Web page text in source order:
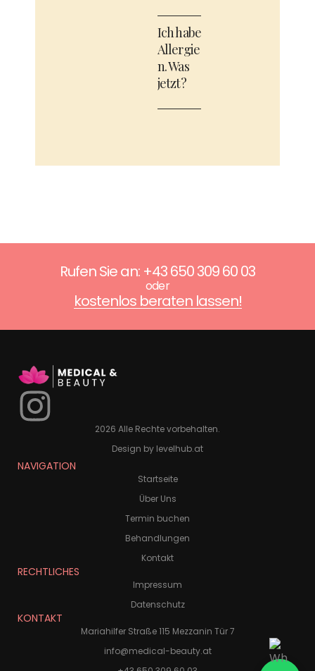
Ich habe
Allergie
n. Was
jetzt?
Rufen Sie an: +43 650 309 60 03
oder
kostenlos beraten lassen!
2026 Alle Rechte vorbehalten.
Design by levelhub.at
NAVIGATION
Startseite
Über Uns
Termin buchen
Behandlungen
Kontakt
RECHTLICHES
Impressum
Datenschutz
KONTAKT
Mariahilfer Straße 115 Mezzanin Tür 7
info@medical-beauty.at